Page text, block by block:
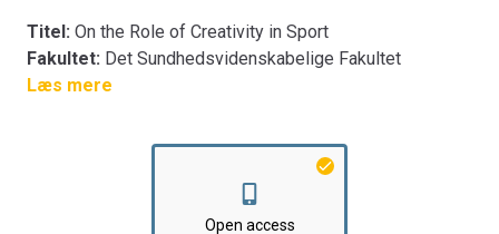
Titel: On the Role of Creativity in Sport
Fakultet: Det Sundhedsvidenskabelige Fakultet
Institut:Institut for Medicin og Sundhedsteknologi
Læs mere
Open access